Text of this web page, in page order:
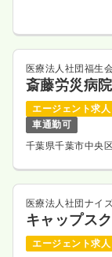
医療法人社団福生
斎藤労災病院
エージェント求人
車通勤可
千葉県千葉市中央
医療法人社団ナイ
キャップス
エージェント求人